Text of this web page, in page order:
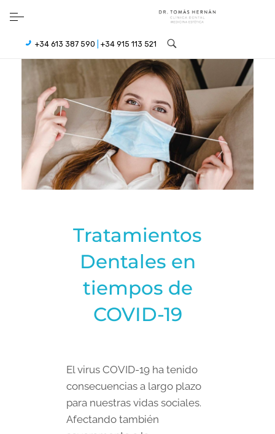
+34 613 387 590 +34 915 113 521
Tratamientos
Dentales en
tiempos de
COVID-19
El virus COVID-19 ha tenido
consecuencias a largo plazo
para nuestras vidas sociales.
Afectando también